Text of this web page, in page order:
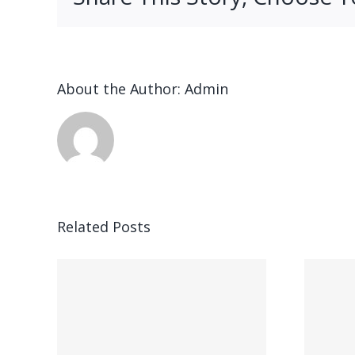
About the Author: Admin
Related Posts